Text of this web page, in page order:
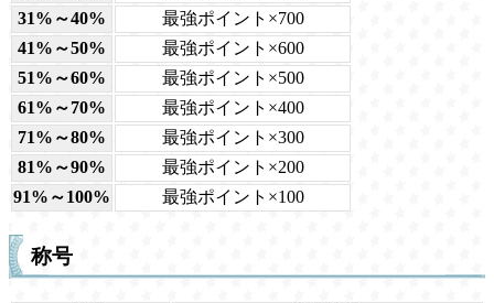
31%～40%
最強ポイント×700
41%～50%
最強ポイント×600
51%～60%
最強ポイント×500
61%～70%
最強ポイント×400
71%～80%
最強ポイント×300
81%～90%
最強ポイント×200
91%～100%
最強ポイント×100
称号